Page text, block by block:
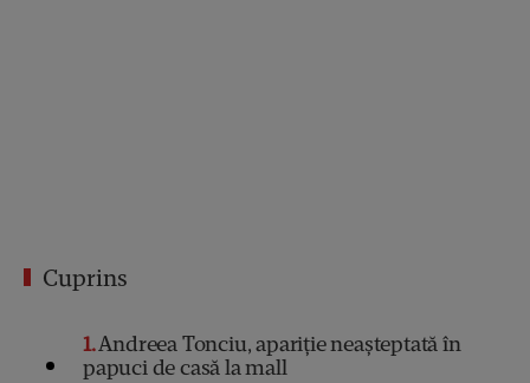
Cuprins
1Andreea Tonciu, apariție neașteptată în
papuci de casă la mall